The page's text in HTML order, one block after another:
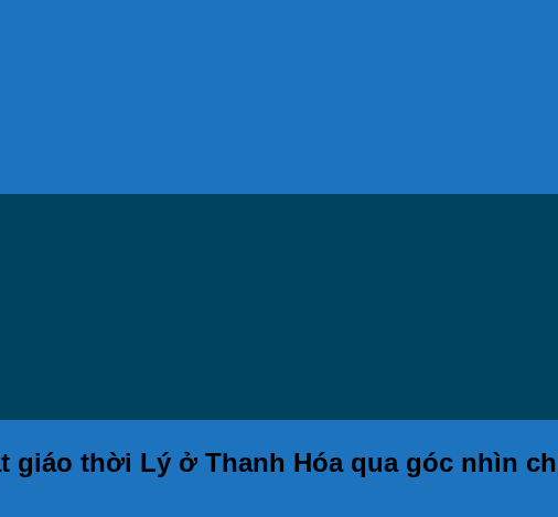
giáo thời Lý ở Thanh Hóa qua góc nhìn